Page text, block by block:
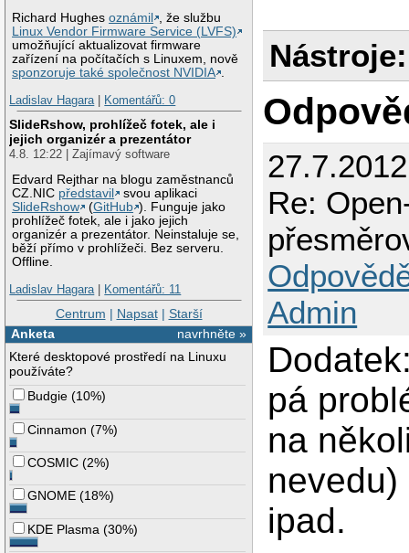
Richard Hughesoznámil
, že službu
Linux Vendor Firmware Service (LVFS)
umožňující aktualizovat firmware
zařízení na počítačích s Linuxem, nově
sponzoruje také společnost NVIDIA .
Ladislav Hagara| Komentářů: 0
SlideRshow, prohlížeč fotek, ale i
jejich organizér a prezentátor
4.8. 12:22 | Zajímavý software
Edvard Rejthar na blogu zaměstnanců
CZ.NIC představil
svou aplikaci
SlideRshow
(GitHub ). Funguje jako
prohlížeč fotek, ale i jako jejich
organizér a prezentátor. Neinstaluje se,
běží přímo v prohlížeči. Bez serveru.
Offline.
Ladislav Hagara| Komentářů: 11
Centrum | Napsat| Starší
navrhněte »
Anketa
Které desktopové prostředí na Linuxu
používáte?
Budgie (10%)
Cinnamon (7%)
COSMIC (2%)
GNOME (18%)
KDE Plasma (30%)
Nástroje:
Re:
Admin
pá
na
ipad.